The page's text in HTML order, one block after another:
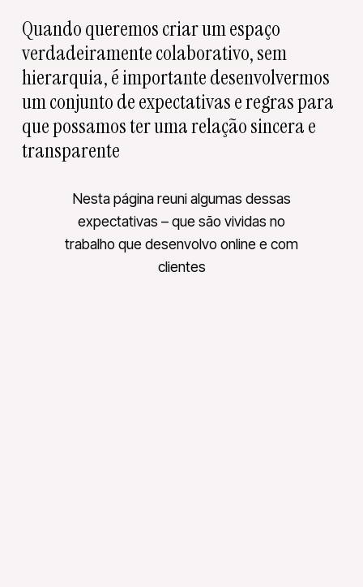
Quando queremos criar um espaço
verdadeiramente colaborativo, sem
hierarquia, é importante desenvolvermos
um conjunto deexpectativas e regraspara
que possamos ter uma relação sincera e
transparente
Nesta página reuni algumas dessas
expectativas – que são vividas no
trabalho que desenvolvo online e com
clientes